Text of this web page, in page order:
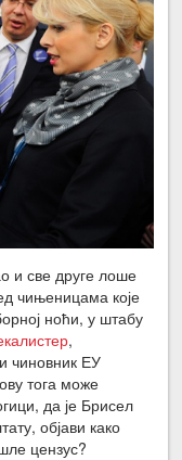
и све друге лоше
чињеницама које
ноћи, у штабу
,
чиновник ЕУ
тога може
да је Брисел
објави како
цензус?